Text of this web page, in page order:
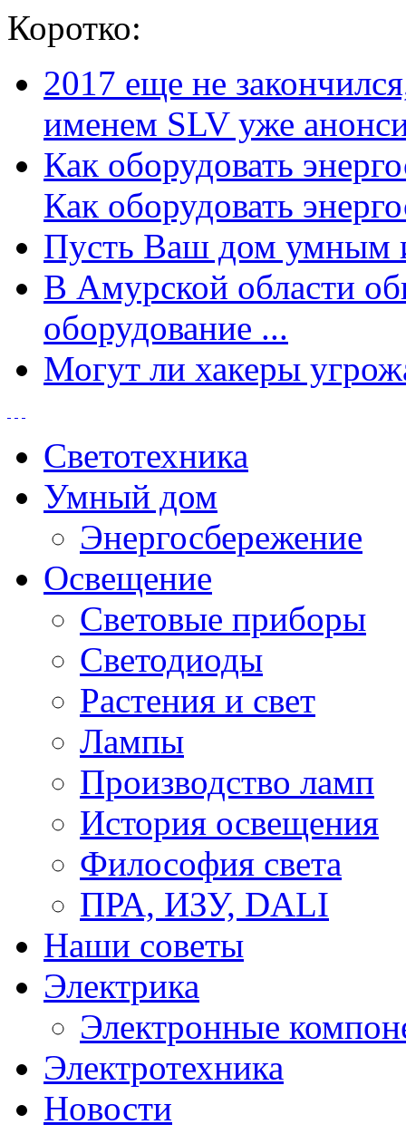
Коротко:
2017 еще не
именем SLV уже
Как оборудовать
Как оборудовать
Пусть Ваш дом умным
В Амурской области
оборудование ...
Могут ли хакеры
Светотехника
Умный дом
Энергосбережение
Освещение
Световые приборы
Светодиоды
Растения и свет
Лампы
Производство ламп
История освещения
Философия света
ПРА, ИЗУ, DALI
Наши советы
Электрика
Электронные
Электротехника
Новости